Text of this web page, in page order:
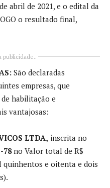
abril de 2021, e o edital da
o resultado final,
publicidade..
São declaradas
empresas, que
habilitação e
vantajosas:
LTDA, inscrita no
78no Valor total de R$
quinhentos e oitenta e dois